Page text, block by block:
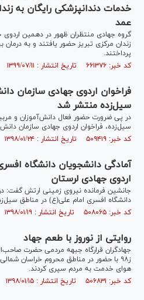
عمد
گروه جهادی منتظران ظهور در دهمین اردوی
زندان مرکزی تبریز حضور یافتند و به درمان
پرداختند.
کد خبر: ۶۶۱۳۷۶ تاریخ انتشار : ۱۳۹۹/۰۷/۱۱
فراخوان اردوی جهادی سازمان
سیل‌زده منتشر شد
در پی ضرورت حضور فعال دانش‌آموزان و
سیل‌زده، فراخوان اردوی جهادی سازمان
کد خبر: ۵۰۹۴۱۹ تاریخ انتشار : ۱۳۹۸/۰۱/۲۴
آمادگی دانشجویان دانشگاه‌
اردوی جهادی لرستان
جانشین فرمانده نیروی زمینی ارتش گفت:
دانشگاه افسری امام علی(ع) در مناطق
کد خبر: ۵۰۸۰۶۵ تاریخ انتشار : ۱۳۹۸/۰۱/۱۹
روایتی از نوروز با طعم جهاد
جهادگران قرارگاه جبهه مردمی حضرت
هوای خدمت به مردم سپری کردند.
کد خبر: ۵۰۶۸۳۱ تاریخ انتشار : ۱۳۹۸/۰۱/۱۵